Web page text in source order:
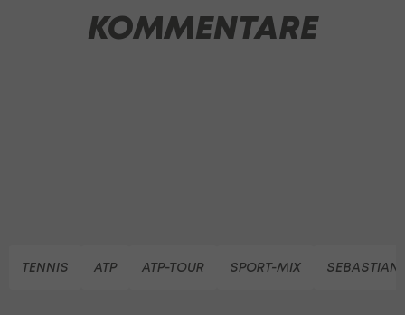
KOMMENTARE
TENNIS ATP ATP-TOUR SPORT-MIX SEBASTIAN